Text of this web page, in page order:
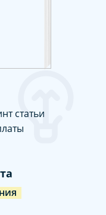
статьи